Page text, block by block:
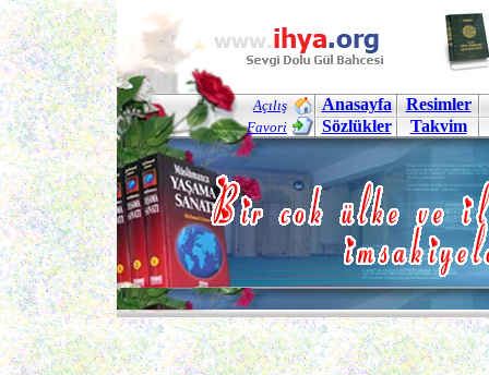
Açılış
Favori
Anasayfa
Resimler
Sözlükler
Takvim